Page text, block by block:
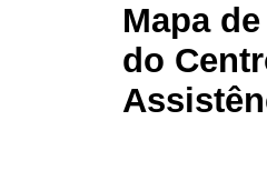
Mapa
do